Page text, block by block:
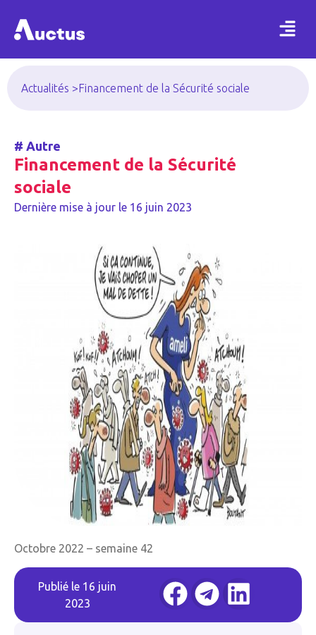
Actualités > Financement de la Sécurité sociale
# Autre
Financement de la Sécurité
sociale
Dernière mise à jour le 16 juin 2023
Octobre 2022 – semaine 42
Publié le 16 juin
2023